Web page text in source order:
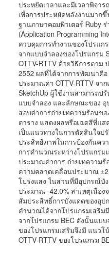
ประหยัดเวลาและมีเวลาพิจา
เพื่อการประหยัดพลังงานมา
ฐานภาษาคอมพิวเตอร์ Ruby ร่
(Application Programming
ควบคุมการทำงานของโปรแก
จากแบบจำลองของโปรแกรม
OTTV-RTTV ด้วยวิธีการตาม
2552 ผลที่ได้จากการพัฒนาคื
ประมาณค่า OTTV-RTTV จา
SketchUp ผู้ใช้งานสามารถป
แบบจำลอง และลักษณะของ
สอบค่าการถ่ายเทความร้อนข
ตาราง แสดงผลหรือเฉดสีที่แ
เป็นแนวทางในการตัดสินใจป
ประสิทธิภาพในการป้องกันคว
การคำนวณระหว่างโปรแกรม
ประมาณค่าการ ถ่ายเทความ
ความคลาดเคลื่อนประมาณ
โปร่งแสง ในส่วนที่มีอุปกรณ์บั
ประมาณ -42.0% สาเหตุเนื่อ
สัมประสิทธิ์การบังแดดของอุป
คำนวณได้จากโปรแกรมเสริ
จากโปรแกรม BEC ดังนั้นแบ
ของโปรแกรมเสริมจึงมี แนว
OTTV-RTTV ของโปรแกรม